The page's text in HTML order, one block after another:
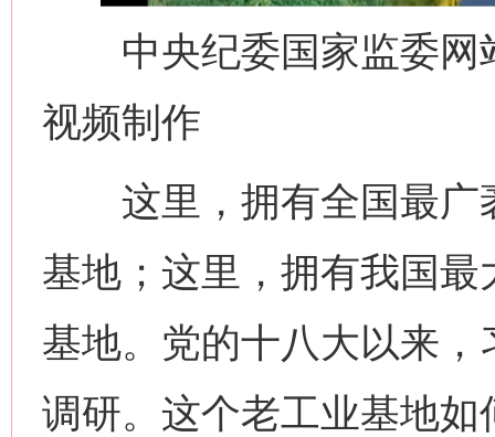
中央纪委国家监委网
视频制作
这里，拥有全国最广
基地；这里，拥有我国
基地。党的十八大以来
调研。这个老工业基地